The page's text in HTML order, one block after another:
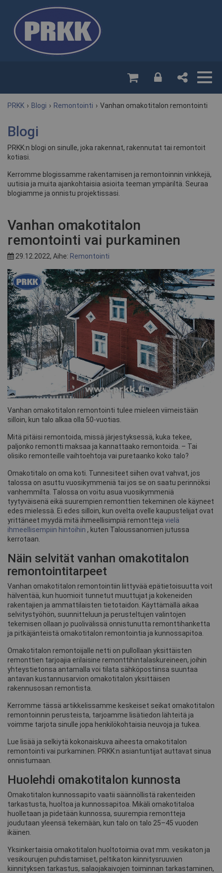
PRKK › Blogi › Remontointi › Vanhan omakotitalon remontointi
Blogi
PRKK:n blogi on sinulle, joka rakennat, rakennutat tai remontoit
kotiasi.
Kerromme blogissamme rakentamisen ja remontoinnin vinkkejä,
uutisia ja muita ajankohtaisia asioita teeman ympäriltä. Seuraa
blogiamme ja onnistu projektissasi.
Vanhan omakotitalon
remontointi vai purkaminen
29.12.2022, Aihe: Remontointi
Vanhan omakotitalon remontointi tulee mieleen viimeistään
silloin, kun talo alkaa olla 50-vuotias.
Mitä pitäisi remontoida, missä järjestyksessä, kuka tekee,
paljonko remontti maksaa ja kannattaako remontoida. – Tai
olisiko remonteille vaihtoehtoja vai puretaanko koko talo?
Omakotitalo on oma koti. Tunnesiteet siihen ovat vahvat, jos
talossa on asuttu vuosikymmeniä tai jos se on saatu perinnöksi
vanhemmilta. Talossa on voitu asua vuosikymmeniä
tyytyväisenä eikä suurempien remonttien tekeminen ole käyneet
edes mielessä. Ei edes silloin, kun ovelta ovelle kaupustelijat ovat
yrittäneet myydä mitä ihmeellisimpiä remontteja vielä
ihmeellisempiin hintoihin , kuten Taloussanomien jutussa
kerrotaan.
Näin selvität vanhan omakotitalon
remontointitarpeet
Vanhan omakotitalon remontointiin liittyvää epätietoisuutta voit
hälventää, kun huomioit tunnetut muuttujat ja kokeneiden
rakentajien ja ammattilaisten tietotaidon. Käyttämällä aikaa
selvitystyöhön, suunnitteluun ja perusteltujen valintojen
tekemisen ollaan jo puolivälissä onnistunutta remonttihanketta
ja pitkäjänteistä omakotitalon remontointia ja kunnossapitoa.
Omakotitalon remontoijalle netti on pullollaan yksittäisten
remonttien tarjoajia erilaisine remonttihintalaskureineen, joihin
yhteystietonsa antamalla voi tilata sähköpostiinsa suuntaa
antavan kustannusarvion omakotitalon yksittäisen
rakennusosan remontista.
Kerromme tässä artikkelissamme keskeiset seikat omakotitalon
remontoinnin perusteista, tarjoamme lisätiedon lähteitä ja
voimme tarjota sinulle jopa henkilökohtaisia neuvoja ja tukea.
Lue lisää ja selkiytä kokonaiskuva aiheesta omakotitalon
remontointi vai purkaminen. PRKK:n asiantuntijat auttavat sinua
onnistumaan.
Huolehdi omakotitalon kunnosta
Omakotitalon kunnossapito vaatii säännöllistä rakenteiden
tarkastusta, huoltoa ja kunnossapitoa. Mikäli omakotitaloa
huolletaan ja pidetään kunnossa, suurempia remontteja
joudutaan yleensä tekemään, kun talo on talo 25–45 vuoden
ikäinen.
Yksinkertaisia omakotitalon huoltotoimia ovat mm. vesikaton ja
vesikourujen puhdistamiset, peltikaton kiinnitysruuvien
kiinnityksen tarkastus, salaojakaivojen toiminnan tarkastaminen,